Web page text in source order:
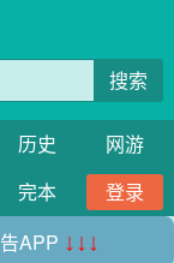
搜索
历史
网游
完本
登录
APP ↓↓↓